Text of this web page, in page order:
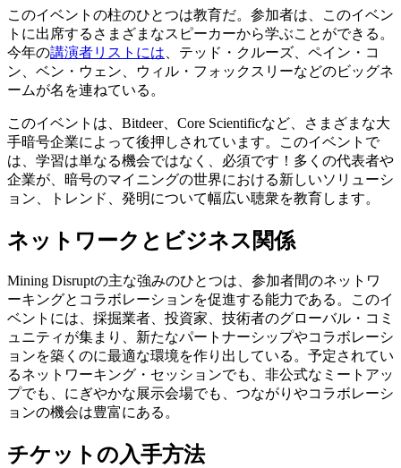
このイベントの柱のひとつは教育だ。参加者は、このイベン
トに出席するさまざまなスピーカーから学ぶことができる。
今年の講演者リストには 、テッド・クルーズ、ペイン・コ
ン、ベン・ウェン、ウィル・フォックスリーなどのビッグネ
ームが名を連ねている。
このイベントは、Bitdeer、Core Scientificなど、さまざまな大
手暗号企業によって後押しされています。このイベントで
は、学習は単なる機会ではなく、必須です！多くの代表者や
企業が、暗号のマイニングの世界における新しいソリューシ
ョン、トレンド、発明について幅広い聴衆を教育します。
ネットワークとビジネス関係
Mining Disruptの主な強みのひとつは、参加者間のネットワ
ーキングとコラボレーションを促進する能力である。このイ
ベントには、採掘業者、投資家、技術者のグローバル・コミ
ュニティが集まり、新たなパートナーシップやコラボレーシ
ョンを築くのに最適な環境を作り出している。予定されてい
るネットワーキング・セッションでも、非公式なミートアッ
プでも、にぎやかな展示会場でも、つながりやコラボレーシ
ョンの機会は豊富にある。
チケットの入手方法